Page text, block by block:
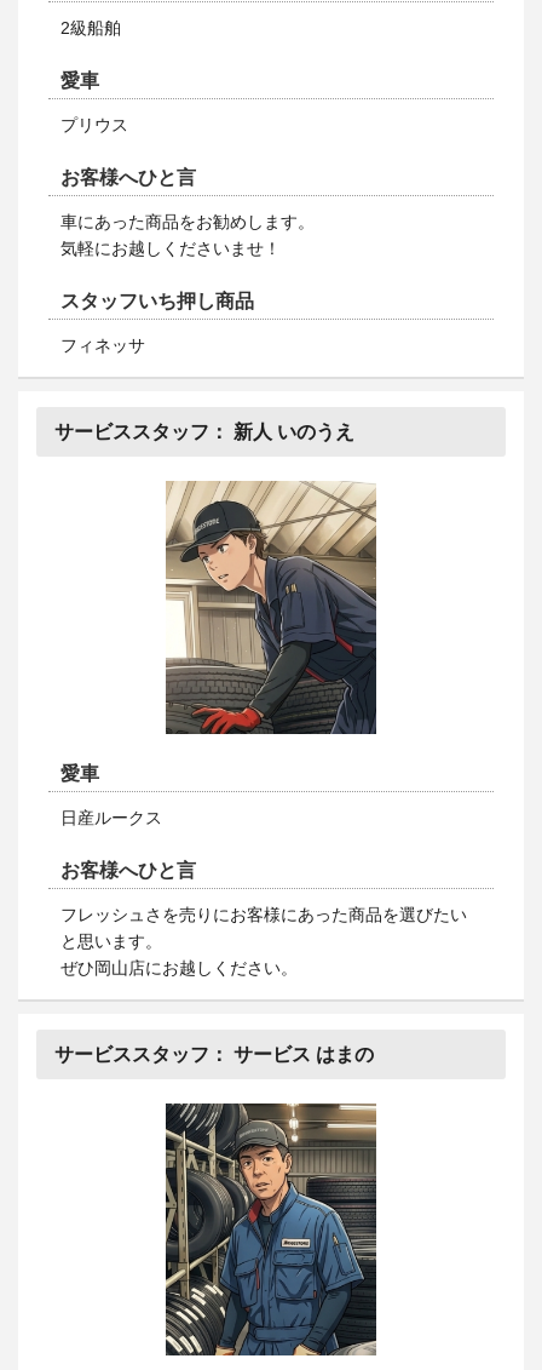
2級船舶
愛車
プリウス
お客様へひと言
車にあった商品をお勧めします。
気軽にお越しくださいませ！
スタッフいち押し商品
フィネッサ
サービススタッフ： 新人 いのうえ
愛車
日産ルークス
お客様へひと言
フレッシュさを売りにお客様にあった商品を選びたい
と思います。
ぜひ岡山店にお越しください。
サービススタッフ： サービス はまの